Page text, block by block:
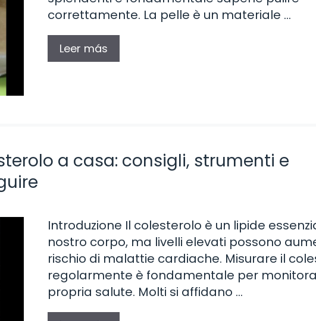
correttamente. La pelle è un materiale …
Leer más
a casa: consigli, strumenti e
Introduzione Il colesterolo è un lipide
nostro corpo, ma livelli elevati possono
rischio di malattie cardiache. Misurare il
regolarmente è fondamentale per
propria salute. Molti si affidano …